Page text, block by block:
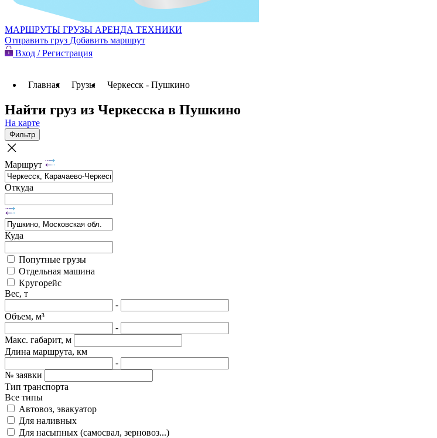
МАРШРУТЫ ГРУЗЫ АРЕНДА ТЕХНИКИ
Отправить груз Добавить маршрут
Вход / Регистрация
Главная Грузы Черкесск - Пушкино
Найти груз из Черкесска в Пушкино
На карте
Фильтр
Маршрут
Откуда
Куда
Попутные грузы
Отдельная машина
Кругорейс
Вес, т
-
Объем, м³
-
Макс. габарит, м
Длина маршрута, км
-
№ заявки
Тип транспорта
Все типы
Автовоз, эвакуатор
Для наливных
Для насыпных (самосвал, зерновоз...)